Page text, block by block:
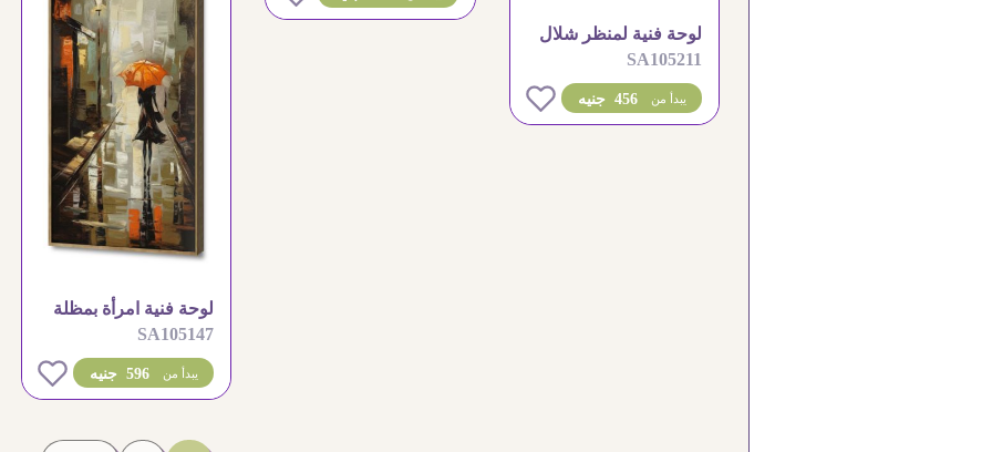
لوحة فنية لمنظر شلال
طبيعي وقت الغروب
SA105211
456 جنيه يبدأ من 0
لوحة فنية امرأة بمظلة
برتقالية في المطر
SA105147
596 جنيه يبدأ من